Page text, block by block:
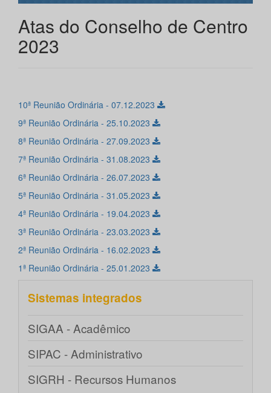
Atas do Conselho de Centro
2023
10ª Reunião Ordinária - 07.12.2023
9ª Reunião Ordinária - 25.10.2023
8ª Reunião Ordinária - 27.09.2023
7ª Reunião Ordinária - 31.08.2023
6ª Reunião Ordinária - 26.07.2023
5ª Reunião Ordinária - 31.05.2023
4ª Reunião Ordinária - 19.04.2023
3ª Reunião Ordinária - 23.03.2023
2ª Reunião Ordinária - 16.02.2023
1ª Reunião Ordinária - 25.01.2023
Sistemas integrados
SIGAA - Acadêmico
SIPAC - Administrativo
SIGRH - Recursos Humanos